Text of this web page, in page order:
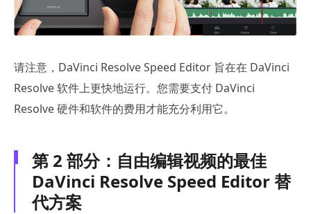
请注意，DaVinci Resolve Speed Editor 旨在在 DaVinci
Resolve 软件上更快地运行。您需要支付 DaVinci
Resolve 硬件和软件的费用才能充分利用它。
第 2 部分：自由编辑视频的最佳
DaVinci Resolve Speed Editor 替
代方案